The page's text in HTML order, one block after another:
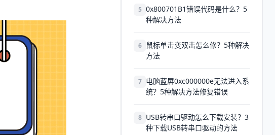
5 0x800701B1错误代码是什么？5
种解决方法
6
鼠标单击变双击怎么修？5种解决
方法
7 电脑蓝屏0xc000000e无法进入系
统？5种解决方法修复错误
8 USB转串口驱动怎么下载安装？3
种下载USB转串口驱动的方法